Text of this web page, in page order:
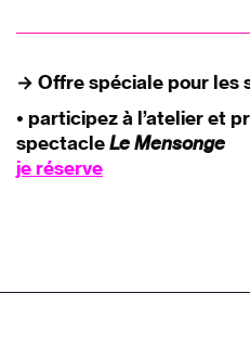
→ Offre spéciale pour les
• participez à l’atelier et
spectacleLe Mensonge
je réserve